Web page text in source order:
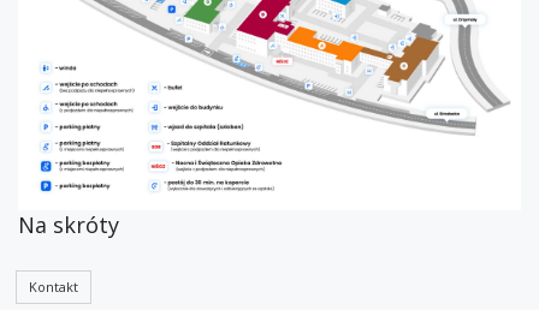
Na skróty
Kontakt